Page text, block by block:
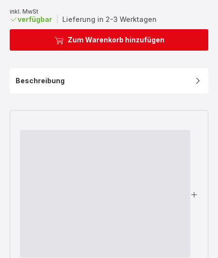
inkl. MwSt
verfügbar Lieferung in 2-3 Werktagen
Zum Warenkorb hinzufügen
Beschreibung